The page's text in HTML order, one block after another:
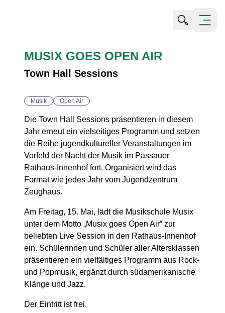
Suche
Menü
MUSIX GOES OPEN AIR
Town Hall Sessions
Musik Open Air
Die Town Hall Sessions präsentieren in diesem
Jahr erneut ein vielseitiges Programm und setzen
die Reihe jugendkultureller Veranstaltungen im
Vorfeld der Nacht der Musik im Passauer
Rathaus-Innenhof fort. Organisiert wird das
Format wie jedes Jahr vom Jugendzentrum
Zeughaus.
Am Freitag, 15. Mai, lädt die Musikschule Musix
unter dem Motto „Musix goes Open Air“ zur
beliebten Live Session in den Rathaus-Innenhof
ein. Schülerinnen und Schüler aller Altersklassen
präsentieren ein vielfältiges Programm aus Rock-
und Popmusik, ergänzt durch südamerikanische
Klänge und Jazz.
Der Eintritt ist frei.